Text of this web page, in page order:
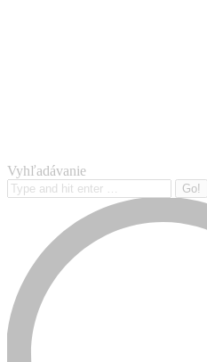
Vyhľadávanie
Search: